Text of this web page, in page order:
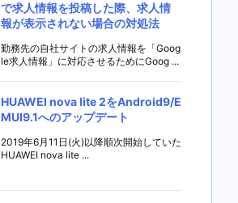
で求人情報を投稿した際、求人情
報が表示されない場合の対処法
勤務先の自社サイトの求人情報を「Goog
le求人情報」に対応させるためにGoog ...
HUAWEI nova lite 2をAndroid9/E
MUI9.1へのアップデート
2019年6月11日(火)以降順次開始していた
HUAWEI nova lite ...